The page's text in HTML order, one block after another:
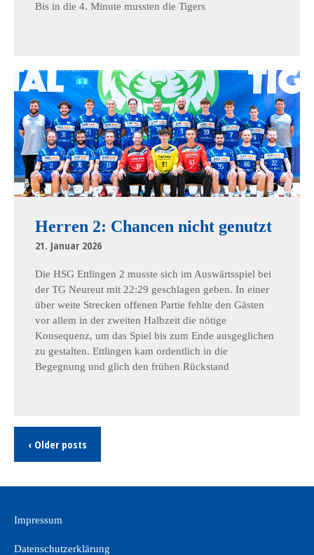
Bis in die 4. Minute mussten die Tigers
Herren 2: Chancen nicht genutzt
21. Januar 2026
Die HSG Ettlingen 2 musste sich im Auswärtsspiel bei
der TG Neureut mit 22:29 geschlagen geben. In einer
über weite Strecken offenen Partie fehlte den Gästen
vor allem in der zweiten Halbzeit die nötige
Konsequenz, um das Spiel bis zum Ende ausgeglichen
zu gestalten. Ettlingen kam ordentlich in die
Begegnung und glich den frühen Rückstand
‹ Older posts
Impressum
Datenschutzerklärung